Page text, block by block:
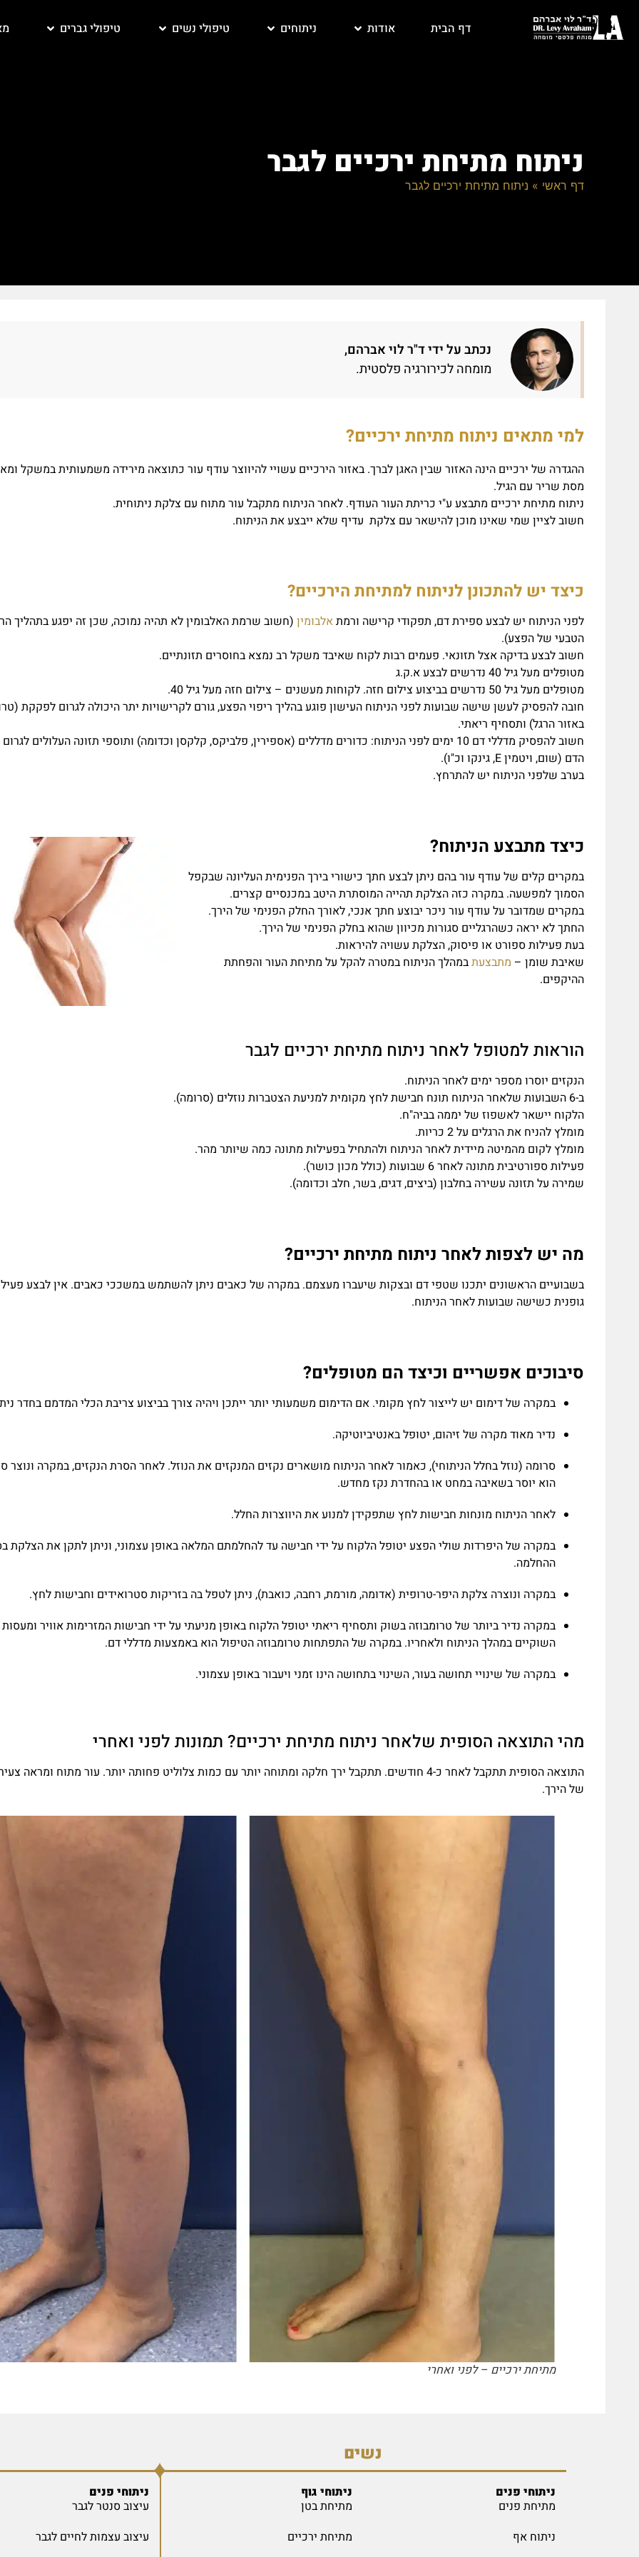
דף הבית אודות ניתוחים טיפולי נשים טיפולי גברים
ניתוח מתיחת ירכיים לגבר
דף ראשי » ניתוח מתיחת ירכיים לגבר
נכתב על ידי ד"ר לוי אברהם,
מומחה לכירורגיה פלסטית.
למי מתאים ניתוח מתיחת ירכיים?
ההגדרה של ירכיים הינה האזור שבין האגן לברך. באזור הירכיים עשויי להיווצר עודף עור כתוצאה מירידה משמעותית במשקל
מסת שריר עם הגיל.
ניתוח מתיחת ירכיים מתבצע ע"י כריתת העור העודף. לאחר הניתוח מתקבל עור מתוח עם צלקת ניתוחית.
חשוב לציין שמי שאינו מוכן להישאר עם צלקת עדיף שלא ייבצע את הניתוח.
כיצד יש להתכונן לניתוח למתיחת הירכיים?
לפני הניתוח יש לבצע ספירת דם, תפקודי קרישה ורמתאלבומין (חשוב שרמת האלבומין לא תהיה נמוכה, שכן זה יפגע בתהליך
הטבעי של הפצע).
חשוב לבצע בדיקה אצל תזונאי. פעמים רבות לקוח שאיבד משקל רב נמצא בחוסרים תזונתיים.
מטופלים מעל גיל 40 נדרשים לבצע א.ק.ג
מטופלים מעל גיל 50 נדרשים בביצוע צילום חזה. לקוחות מעשנים – צילום חזה מעל גיל 40.
חובה להפסיק לעשן שישה שבועות לפני הניתוח העישון פוגע בהליך ריפוי הפצע, גורם לקרישויות יתר היכולה לגרום לפקקת
באזור הרגל) ותסחיף ריאתי.
חשוב להפסיק מדללי דם 10 ימים לפני הניתוח: כדורים מדללים (אספירין, פלביקס, קלקסן וכדומה) ותוספי תזונה העלולים
הדם (שום, ויטמין E, גינקו וכ"ו).
בערב שלפני הניתוח יש להתרחץ.
כיצד מתבצע הניתוח?
במקרים קלים של עודף עור בהם ניתן לבצע חתך כישורי בירך הפנימית העליונה שבקפל
הסמוך למפשעה. במקרה כזה הצלקת תהייה המוסתרת היטב במכנסיים קצרים.
במקרים שמדובר על עודף עור ניכר יבוצע חתך אנכי, לאורך החלק הפנימי של הירך.
החתך לא יראה כשהרגליים סגורות מכיוון שהוא בחלק הפנימי של הירך.
בעת פעילות ספורט או פיסוק, הצלקת עשויה להיראות.
שאיבת שומן – מתבצעתבמהלך הניתוח במטרה להקל על מתיחת העור והפחתת
ההיקפים.
הוראות למטופל לאחר ניתוח מתיחת ירכיים לגבר
הנקזים יוסרו מספר ימים לאחר הניתוח.
ב-6 השבועות שלאחר הניתוח תונח חבישת לחץ מקומית למניעת הצטברות נוזלים (סרומה).
הלקוח יישאר לאשפוז של יממה בביה"ח.
מומלץ להניח את הרגלים על 2 כריות.
מומלץ לקום מהמיטה מיידית לאחר הניתוח ולהתחיל בפעילות מתונה כמה שיותר מהר.
פעילות ספורטיבית מתונה לאחר 6 שבועות (כולל מכון כושר).
שמירה על תזונה עשירה בחלבון (ביצים, דגים, בשר, חלב וכדומה).
מה יש לצפות לאחר ניתוח מתיחת ירכיים?
בשבועיים הראשונים יתכנו שטפי דם ובצקות שיעברו מעצמם. במקרה של כאבים ניתן להשתמש במשככי כאבים. אין לבצע
גופנית כשישה שבועות לאחר הניתוח.
סיבוכים אפשריים וכיצד הם מטופלים?
במקרה של דימום יש לייצור לחץ מקומי. אם הדימום משמעותי יותר ייתכן ויהיה צורך בביצוע צריבת הכלי המדמם בחדר
נדיר מאוד מקרה של זיהום, יטופל באנטיביוטיקה.
סרומה (נוזל בחלל הניתוחי), כאמור לאחר הניתוח מושארים נקזים המנקזים את הנוזל. לאחר הסרת הנקזים, במקרה ונוצר
הוא יוסר בשאיבה במחט או בהחדרת נקז מחדש.
לאחר הניתוח מונחות חבישות לחץ שתפקידן למנוע את היווצרות החלל.
במקרה של היפרדות שולי הפצע יטופל הלקוח על ידי חבישה עד להחלמתם המלאה באופן עצמוני, וניתן לתקן את הצלקת
ההחלמה.
במקרה ונוצרה צלקת היפר-טרופית (אדומה, מורמת, רחבה, כואבת), ניתן לטפל בה בזריקות סטרואידים וחבישות לחץ.
במקרה נדיר ביותר של טרומבוזה בשוק ותסחיף ריאתי יטופל הלקוח באופן מניעתי על ידי חבישות המזרימות אוויר
השוקיים במהלך הניתוח ולאחריו. במקרה של התפתחות טרומבוזה הטיפול הוא באמצעות מדללי דם.
במקרה של שינויי תחושה בעור, השינוי בתחושה הינו זמני ויעבור באופן עצמוני.
מהי התוצאה הסופית שלאחר ניתוח מתיחת ירכיים? תמונות לפני ואחרי
התוצאה הסופית תתקבל לאחר כ-4 חודשים. תתקבל ירך חלקה ומתוחה יותר עם כמות צלוליט פחותה יותר. עור מתוח ומראה
של הירך.
מתיחת ירכיים – לפני ואחרי
ידי זהב
נשים
ניתוחי פנים
מתיחת פנים
ניתוח אף
ניתוחי גוף
מתיחת בטן
מתיחת ירכיים
ניתוחי פנים
עיצוב סנטר לגבר
עיצוב עצמות לחיים לגבר